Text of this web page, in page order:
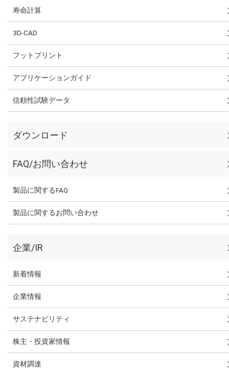
寿命計算
3D-CAD
フットプリント
アプリケーションガイド
信頼性試験データ
ダウンロード
FAQ/お問い合わせ
製品に関するFAQ
製品に関するお問い合わせ
企業/IR
新着情報
企業情報
サステナビリティ
株主・投資家情報
資材調達